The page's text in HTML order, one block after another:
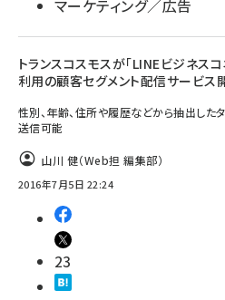
マーケティング／広告
トランスコスモスが「LINEビジネスコ
利用の顧客セグメント配信サービス
性別、年齢、住所や履歴などから抽出した
送信可能
山川 健（Web担 編集部）
2016年7月5日 22:24
23